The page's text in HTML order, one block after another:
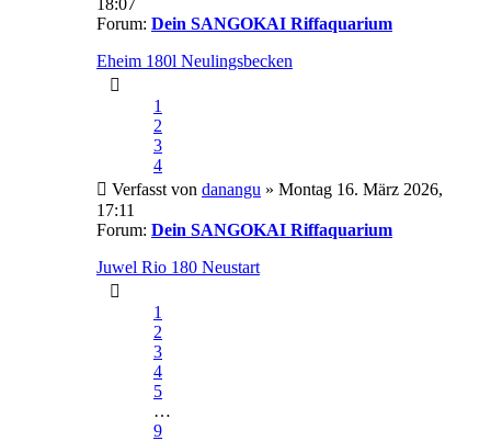
18:07
Forum: Dein SANGOKAI Riffaquarium
Eheim 180l Neulingsbecken
1
2
3
4
Verfasst von danangu » Montag 16. März 2026,
17:11
Forum: Dein SANGOKAI Riffaquarium
Juwel Rio 180 Neustart
1
2
3
4
5
…
9